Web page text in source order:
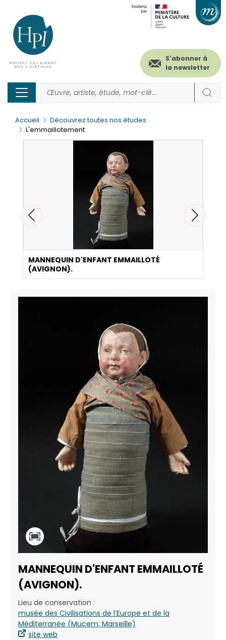
contenu
principal
Menu
secondaire
(header)
S'abonner à
la newsletter
Accueil
Découvrez toutes nos études
L'emmaillotement
MANNEQUIN D'ENFANT EMMAILLOTÉ
(AVIGNON).
MANNEQUIN D'ENFANT EMMAILLOTÉ
(AVIGNON).
Lieu de conservation :
musée des Civilisations de l’Europe et de la
Méditerranée (Mucem, Marseille)
site web